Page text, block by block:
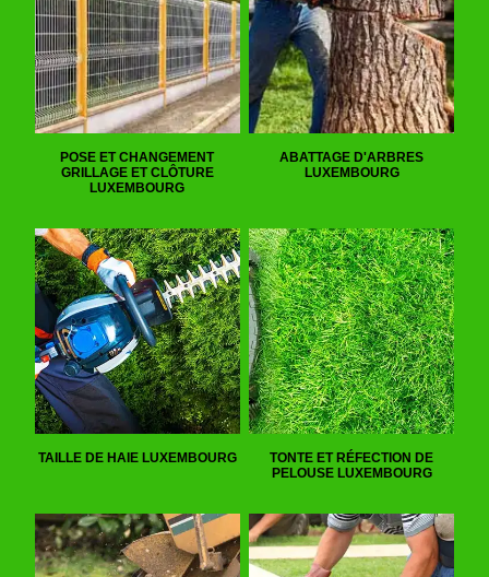
POSE ET CHANGEMENT
GRILLAGE ET CLÔTURE
LUXEMBOURG
ABATTAGE D'ARBRES
LUXEMBOURG
TAILLE DE HAIE LUXEMBOURG
TONTE ET RÉFECTION DE
PELOUSE LUXEMBOURG